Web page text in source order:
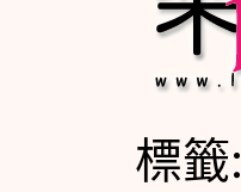
分享你的樂事，樂PO吧~
標籤: